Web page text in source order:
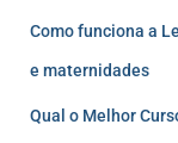
Como funciona a
e maternidades
Qual o Melhor